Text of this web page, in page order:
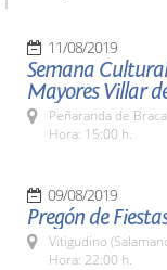
11/08/2019
Semana
Mayores Villar
Peñaranda de
Hora: 15:00 h.
09/08/2019
Pregón de
Vitigudino
Hora: 22:00 h.